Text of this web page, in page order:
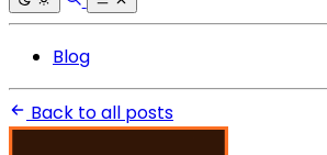
Blog
Back to all posts